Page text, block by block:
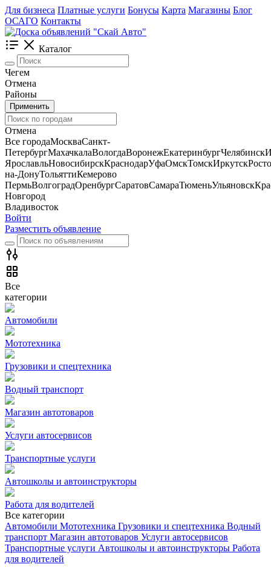
Для бизнеса Платные услуги Бонусы Карта Магазины Блог
ОСАГО Контакты
Каталог
Чегем
Отмена
Районы
Применить
Отмена
Все городаМоскваСанкт-
ПетербургМахачкалаВологдаВоронежЕкатеринбургЧелябинск
ЯрославльНовосибирскКраснодарУфаОмскТомскИркутск
на-ДонуТольяттиКемерово
ПермьВолгоградОренбургСаратовСамараТюменьУльяновск
Новгород
Владивосток
Войти
Разместить объявление
Все
категории
Автомобили
Мототехника
Грузовики и спецтехника
Водный транспорт
Магазин автотоваров
Услуги автосервисов
Транспортные услуги
Автошколы и автоинструкторы
Работа для водителей
Все категории
Автомобили Мототехника Грузовики и спецтехника Водный
транспорт Магазин автотоваров Услуги автосервисов
Транспортные услуги Автошколы и автоинструкторы Работа
для водителей